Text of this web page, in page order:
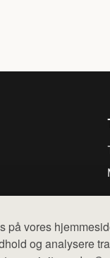
på vores
og analysere